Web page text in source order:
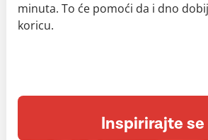
minuta. To će pomoći da i dno
koricu.
Inspirirajte se